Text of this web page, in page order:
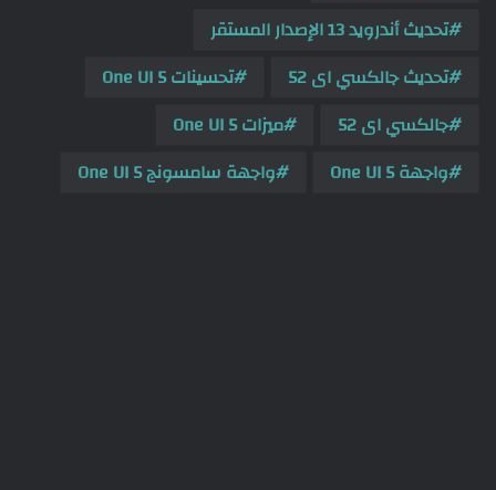
تحديث أندرويد 13 الإصدار المستقر
تحديث جالكسي اى 52
تحسينات One UI 5
جالكسي اى 52
ميزات One UI 5
واجهة One UI 5
واجهة سامسونج One UI 5